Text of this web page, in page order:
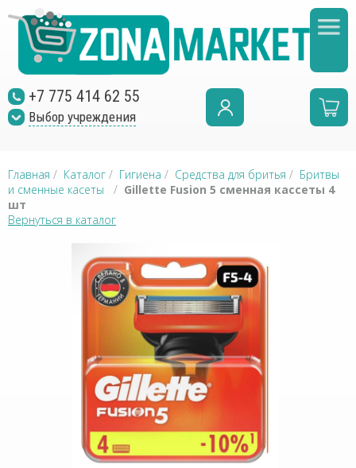
+7 775 414 62 55
Выбор учреждения
Главная / Каталог / Гигиена / Средства для бритья / Бритвы
и сменные касеты / Gillette Fusion 5 сменная кассеты 4
шт
Вернуться в каталог